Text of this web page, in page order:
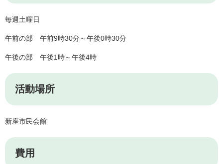
毎週土曜日
午前の部 午前9時30分～午後0時30分
午後の部 午後1時～午後4時
活動場所
新座市民会館
費用